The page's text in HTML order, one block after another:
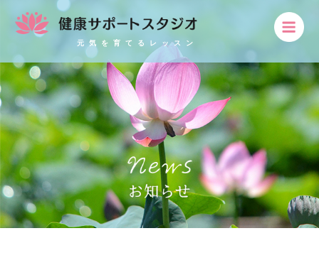
元気を育てるレッスン